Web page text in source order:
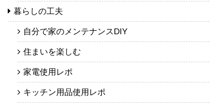
暮らしの工夫
自分で家のメンテナンスDIY
住まいを楽しむ
家電使用レポ
キッチン用品使用レポ